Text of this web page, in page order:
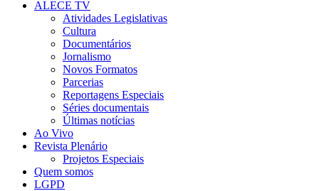
ALECE TV
Atividades Legislativas
Cultura
Documentários
Jornalismo
Novos Formatos
Parcerias
Reportagens Especiais
Séries documentais
Últimas notícias
Ao Vivo
Revista Plenário
Projetos Especiais
Quem somos
LGPD